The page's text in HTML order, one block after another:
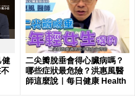
健
二尖瓣脫垂會得心臟病嗎？
哪些症狀最危險？洪惠風醫
師這麼說｜每日健康 Health